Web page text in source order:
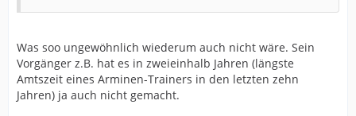
Was soo ungewöhnlich wiederum auch nicht wäre. Sein
Vorgänger z.B. hat es in zweieinhalb Jahren (längste
Amtszeit eines Arminen-Trainers in den letzten zehn
Jahren) ja auch nicht gemacht.